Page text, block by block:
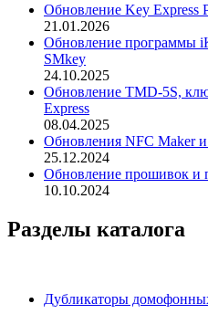
Обновление Key Express
21.01.2026
Обновление программы
SMkey
24.10.2025
Обновление TMD-5S,
Express
08.04.2025
Обновления NFC Maker
25.12.2024
Обновление прошивок и
10.10.2024
Разделы каталога
Дубликаторы